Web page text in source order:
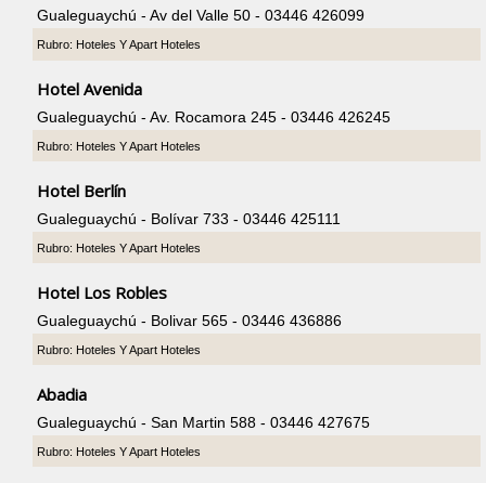
Gualeguaychú - Av del Valle 50 - 03446 426099
Rubro: Hoteles Y Apart Hoteles
Hotel Avenida
Gualeguaychú - Av. Rocamora 245 - 03446 426245
Rubro: Hoteles Y Apart Hoteles
Hotel Berlín
Gualeguaychú - Bolívar 733 - 03446 425111
Rubro: Hoteles Y Apart Hoteles
Hotel Los Robles
Gualeguaychú - Bolivar 565 - 03446 436886
Rubro: Hoteles Y Apart Hoteles
Abadia
Gualeguaychú - San Martin 588 - 03446 427675
Rubro: Hoteles Y Apart Hoteles